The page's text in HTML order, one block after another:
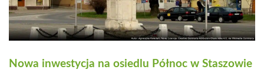
Nowa inwestycja na osiedlu Północ w Staszowie